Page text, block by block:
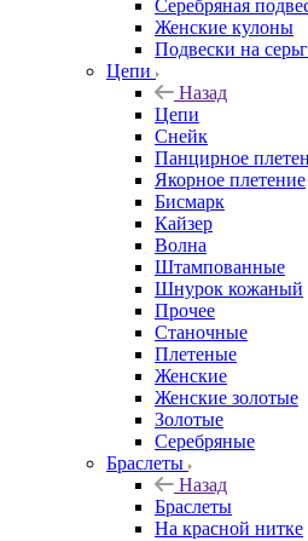
Серебряная
Женские кулоны
Подвески на
Цепи
Назад
Цепи
Снейк
Панцирное
Якорное плетение
Бисмарк
Кайзер
Волна
Штампованные
Шнурок кожаный
Прочее
Станочные
Плетеные
Женские
Женские золотые
Золотые
Серебряные
Браслеты
Назад
Браслеты
На красной нитке